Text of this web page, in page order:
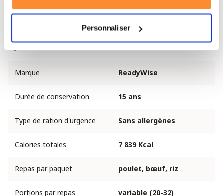
Personnaliser
Spécifications
Marque ReadyWise
Durée de conservation 15 ans
Type de ration d'urgence Sans allergènes
Calories totales 7 839 Kcal
Repas par paquet poulet, bœuf, riz
Portions par repas variable (20-32)